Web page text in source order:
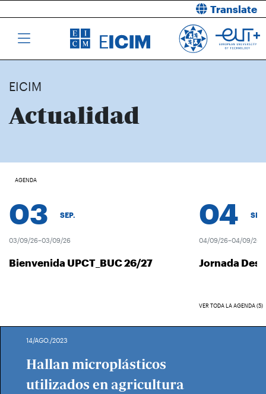
Translate
EICIM
Actualidad
AGENDA
03 SEP.
03/09/26–03/09/26
Bienvenida UPCT_BUC 26/27
04 SEP.
04/09/26–04/09/26
Jornada
VER TODA LA AGENDA (5)
14/AGO./2023
Hallan microplásticos
utilizados en agricultura